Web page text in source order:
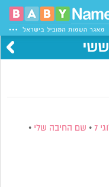
7
• שם החיבה שלי •